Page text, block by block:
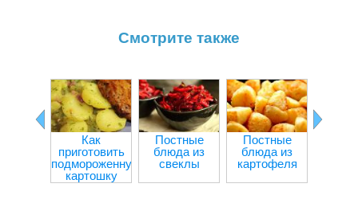
Смотрите также
Как
приготовить
подмороженную
картошку
Постные
блюда из
свеклы
Постные
блюда из
картофеля